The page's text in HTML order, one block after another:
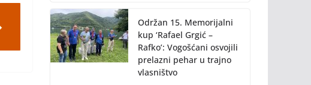
Održan 15. Memorijalni
kup ‘Rafael Grgić –
Rafko’: Vogošćani osvojili
prelazni pehar u trajno
vlasništvo